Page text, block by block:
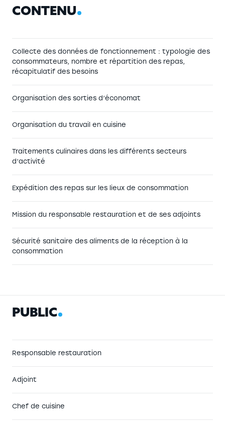
CONTENU
Collecte des données de fonctionnement : typologie des
consommateurs, nombre et répartition des repas,
récapitulatif des besoins
Organisation des sorties d’économat
Organisation du travail en cuisine
Traitements culinaires dans les différents secteurs
d’activité
Expédition des repas sur les lieux de consommation
Mission du responsable restauration et de ses adjoints
Sécurité sanitaire des aliments de la réception à la
consommation
PUBLIC
Responsable restauration
Adjoint
Chef de cuisine